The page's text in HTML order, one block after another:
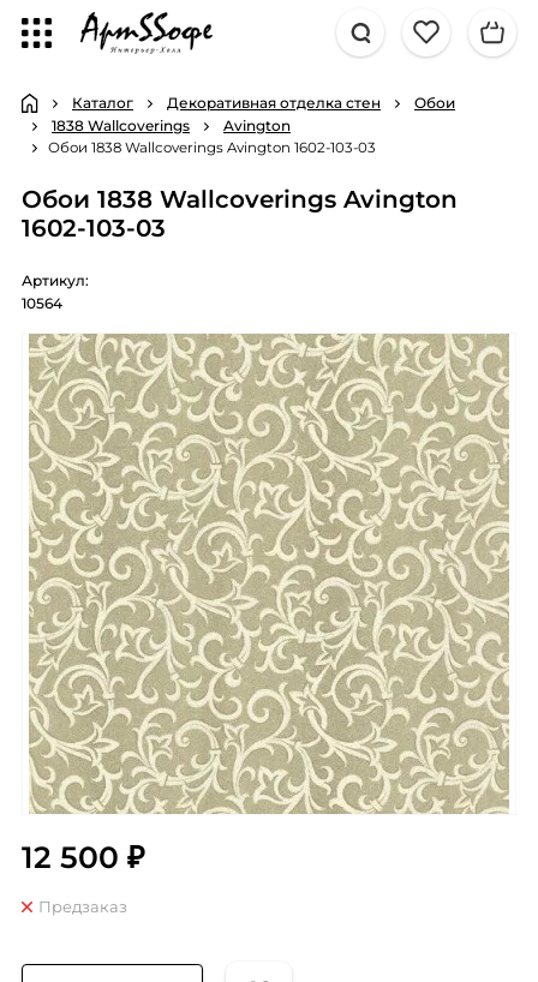
Каталог Декоративная отделка стен
Обои
1838 Wallcoverings
Avington
Обои 1838 Wallcoverings Avington 1602-103-03
Обои 1838 Wallcoverings Avington
1602-103-03
Артикул:
10564
12 500 ₽
Предзаказ